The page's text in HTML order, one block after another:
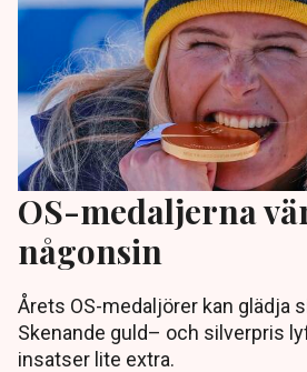
OS-medaljerna
någonsin
Årets OS-medaljörer kan glädja
Skenande guld– och silverpris
insatser lite extra.